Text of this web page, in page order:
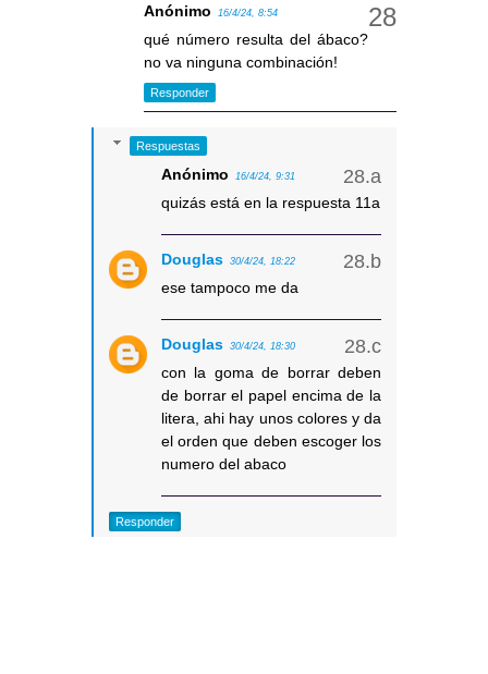
Anónimo 16/4/24, 8:54
qué número resulta del ábaco?
no va ninguna combinación!
Responder
Respuestas
Anónimo 16/4/24, 9:31
quizás está en la respuesta 11a
Douglas 30/4/24, 18:22
ese tampoco me da
Douglas 30/4/24, 18:30
con la goma de borrar deben
de borrar el papel encima de la
litera, ahi hay unos colores y da
el orden que deben escoger los
numero del abaco
Responder